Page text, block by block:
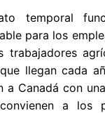
temporal
para los
trabajadores
llegan cada
a Canadá con
a los